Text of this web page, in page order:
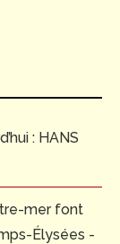
: HANS
mer font
Élysées -